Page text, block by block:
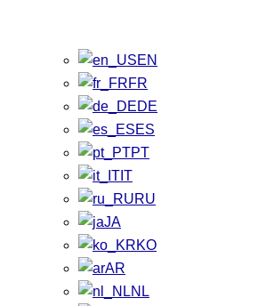
EN
FR
DE
ES
PT
IT
RU
JA
KO
AR
NL